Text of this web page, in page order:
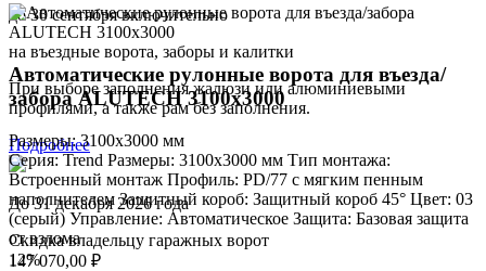
до 30 сентября включительно
на въездные ворота, заборы и калитки
При выборе заполнения жалюзи или алюминиевыми
профилями, а также рам без заполнения.
Подробнее
До 31 декабря 2026 года
Скидка владельцу гаражных ворот
12%
Автоматические рулонные ворота для въезда/
забора ALUTECH 3100x3000
Размеры: 3100x3000 мм
Серия: Trend Размеры: 3100x3000 мм Тип монтажа:
Встроенный монтаж Профиль: PD/77 c мягким пенным
наполнителем Защитный короб: Защитный короб 45° Цвет: 03
(серый) Управление: Автоматическое Защита: Базовая защита
от взлома
147 070,00 ₽